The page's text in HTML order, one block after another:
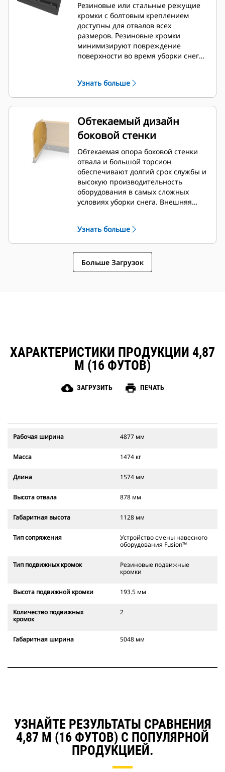
Резиновые или стальные режущие
кромки с болтовым креплением
доступны для отвалов всех
размеров. Резиновые кромки
минимизируют повреждение
поверхности во время уборки снега,
слежавшийся снег.
Узнать больше
Обтекаемый дизайн
боковой стенки
Обтекаемая опора боковой стенки
отвала и большой торсион
обеспечивают долгий срок службы и
высокую производительность
оборудования в самых сложных
условиях уборки снега. Внешняя
снега на отвал и обеспечить
превосходную поддержку внешних
секций отвала.
Узнать больше
Больше Загрузок
ХАРАКТЕРИСТИКИ ПРОДУКЦИИ 4,87
М (16 ФУТОВ)
cloud_download ЗАГРУЗИТЬ print ПЕЧАТЬ
Рабочая ширина 4877 мм
Масса 1474 кг
Длина 1574 мм
Высота отвала 878 мм
Габаритная высота 1128 мм
Тип сопряжения
Устройство смены навесного
оборудования Fusion™
Тип подвижных кромок
Резиновые подвижные
кромки
Высота подвижной кромки 193.5 мм
Количество подвижных
кромок
2
Габаритная ширина 5048 мм
УЗНАЙТЕ РЕЗУЛЬТАТЫ СРАВНЕНИЯ
4,87 М (16 ФУТОВ) С ПОПУЛЯРНОЙ
ПРОДУКЦИЕЙ.